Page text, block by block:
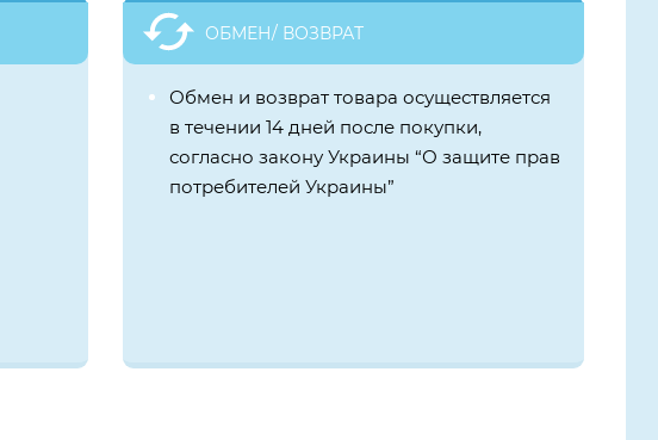
ОБМЕН/ ВОЗВРАТ
Обмен и возврат товара осуществляется
в течении 14 дней после покупки,
согласно закону Украины “О защите прав
потребителей Украины”